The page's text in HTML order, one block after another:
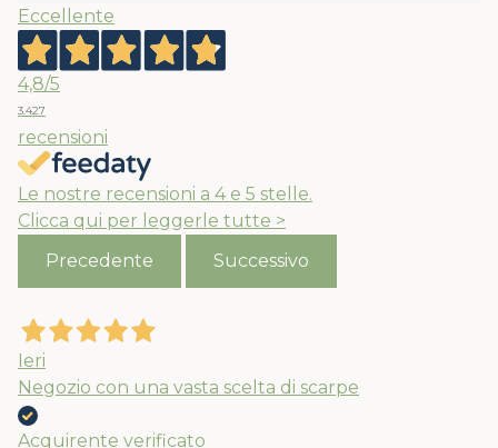
Eccellente
4,8/5
3.427
recensioni
Le nostre recensioni a 4 e 5 stelle.
Clicca qui per leggerle tutte >
Precedente
Successivo
Ieri
Negozio con una vasta scelta di scarpe
Acquirente verificato